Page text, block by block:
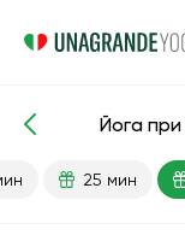
Готовые уроки
Йога
25 мин